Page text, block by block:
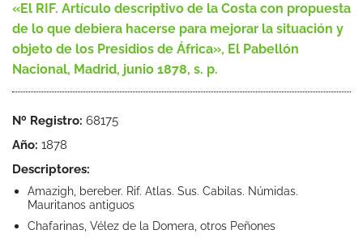
«El RIF. Artículo descriptivo de la Costa con propuesta
de lo que debiera hacerse para mejorar la situación y
objeto de los Presidios de África», El Pabellón
Nacional, Madrid, junio 1878, s. p.
Nº Registro: 68175
Año: 1878
Descriptores:
Amazigh, bereber. Rif. Atlas. Sus. Cabilas. Númidas.
Mauritanos antiguos
Chafarinas, Vélez de la Domera, otros Peñones